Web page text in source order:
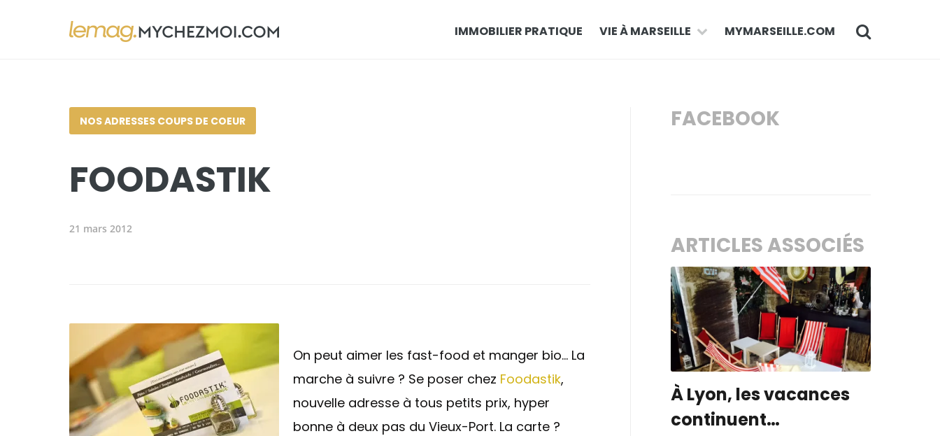
IMMOBILIER PRATIQUE VIE À MARSEILLE MYMARSEILLE.COM
NOS ADRESSES COUPS DE COEUR
FOODASTIK
21 mars 2012
On peut aimer les fast-food et manger bio… La
marche à suivre ? Se poser chez Foodastik,
nouvelle adresse à tous petits prix, hyper
bonne à deux pas du Vieux-Port. La carte ?
FACEBOOK
ARTICLES ASSOCIÉS
À Lyon, les vacances
continuent…